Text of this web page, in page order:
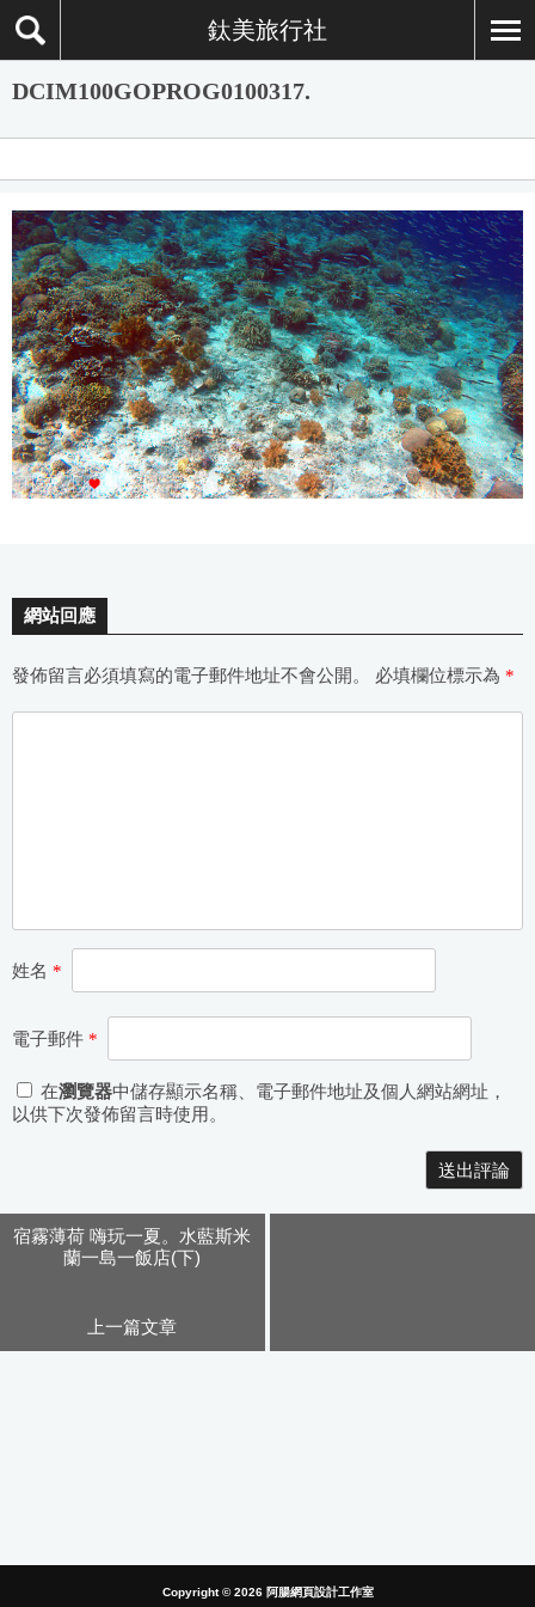
鈦美旅行社
DCIM100GOPROG0100317.
網站回應
發佈留言必須填寫的電子郵件地址不會公開。 必填欄位標示為 *
姓名 *
電子郵件 *
在瀏覽器中儲存顯示名稱、電子郵件地址及個人網站網址，
以供下次發佈留言時使用。
宿霧薄荷 嗨玩一夏。水藍斯米
蘭一島一飯店(下)
上一篇文章
Copyright © 2026 阿腸網頁設計工作室